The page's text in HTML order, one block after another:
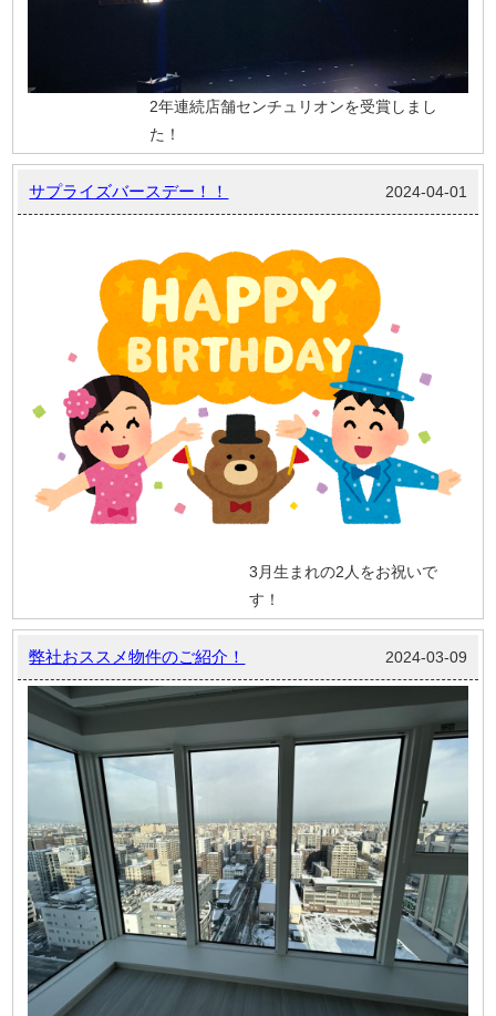
2年連続店舗センチュリオンを受賞しまし
た！
サプライズバースデー！！ 2024-04-01
3月生まれの2人をお祝いで
す！
弊社おススメ物件のご紹介！ 2024-03-09